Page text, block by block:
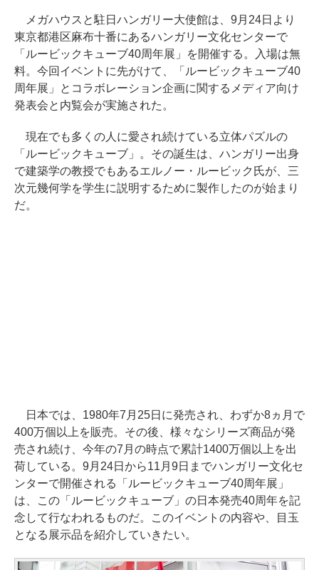
メガハウスと駐日ハンガリー大使館は、9月24日より
東京都港区麻布十番にあるハンガリー文化センターで
「ルービックキューブ40周年展」を開催する。入場は無
料。今回イベントに先がけて、「ルービックキューブ40
周年展」とコラボレーション企画に関するメディア向け
発表会と内覧会が実施された。
現在でも多くの人に愛され続けている立体パズルの
「ルービックキューブ」。その誕生は、ハンガリー出身
で建築学の教授でもあるエルノー・ルービック氏が、三
次元幾何学を学生に説明するために製作したのが始まり
だ。
日本では、1980年7月25日に発売され、わずか8ヵ月で
400万個以上を販売。その後、様々なシリーズ商品が発
売され続け、今年の7月の時点で累計1400万個以上を出
荷している。9月24日から11月9日までハンガリー文化セ
ンターで開催される「ルービックキューブ40周年展」
は、この「ルービックキューブ」の日本発売40周年を記
念して行なわれるものだ。このイベントの内容や、目玉
となる展示品を紹介していきたい。